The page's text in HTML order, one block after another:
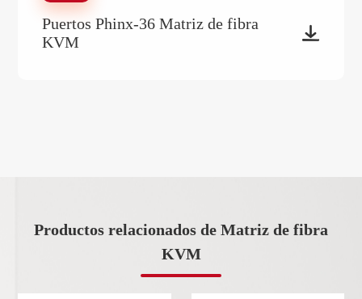
Puertos Phinx-36 Matriz de fibra
KVM

Productos relacionados de Matriz de fibra
KVM